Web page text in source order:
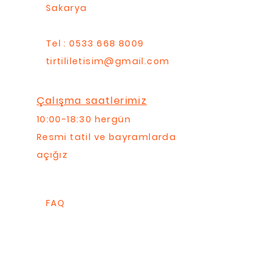
Sakarya
Tel : 0533 668 8009
tirtililetisim@gmail.com
Çalışma saatlerimiz
10:00-18:30 hergün
Resmi tatil ve bayramlarda
açığız
FAQ